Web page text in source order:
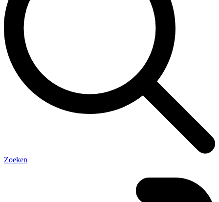
Zoeken